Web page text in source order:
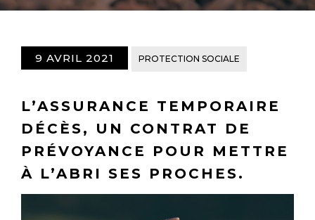
9 AVRIL 2021 PROTECTION SOCIALE
L’ASSURANCE TEMPORAIRE
DÉCÈS, UN CONTRAT DE
PRÉVOYANCE POUR METTRE
À L’ABRI SES PROCHES.